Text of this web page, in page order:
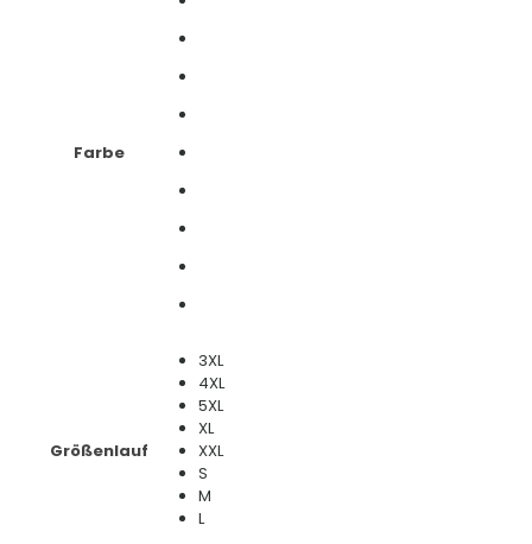
Farbe
Größenlauf
3XL
4XL
5XL
XL
XXL
S
M
L